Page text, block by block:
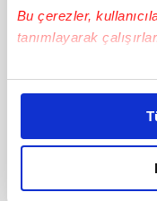
Bu çerezler,
tanımlayarak çalışırlar.
Bu çerezlere izin
daha iyi reklam
amacımızın size
olduğunu ve sizlere
elimizden gelen